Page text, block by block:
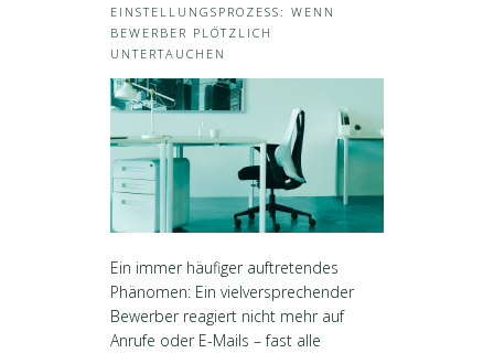
EINSTELLUNGSPROZESS: WENN
BEWERBER PLÖTZLICH
UNTERTAUCHEN
Ein immer häufiger auftretendes
Phänomen: Ein vielversprechender
Bewerber reagiert nicht mehr auf
Anrufe oder E-Mails – fast alle